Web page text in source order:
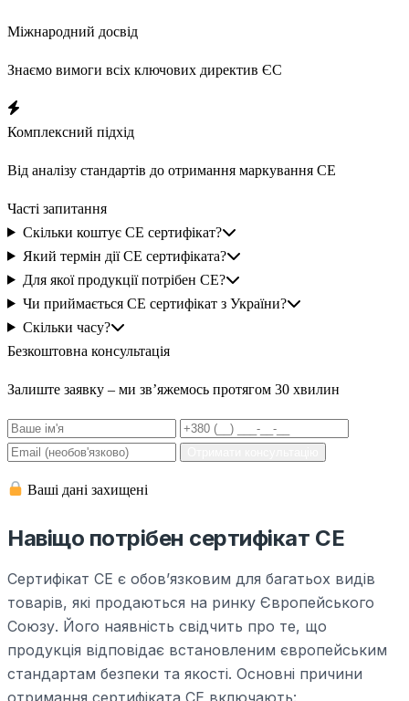
Міжнародний досвід
Знаємо вимоги всіх ключових директив ЄС
Комплексний підхід
Від аналізу стандартів до отримання маркування CE
Часті запитання
Скільки коштує CE сертифікат?
Який термін дії CE сертифіката?
Для якої продукції потрібен CE?
Чи приймається CE сертифікат з України?
Скільки часу?
Безкоштовна консультація
Залиште заявку – ми зв’яжемось протягом 30 хвилин
Ваші дані захищені
Навіщо потрібен сертифікат СЕ
Сертифікат СЕ є обов’язковим для багатьох видів
товарів, які продаються на ринку Європейського
Союзу. Його наявність свідчить про те, що
продукція відповідає встановленим європейським
стандартам безпеки та якості. Основні причини
отримання сертифіката СЕ включають: